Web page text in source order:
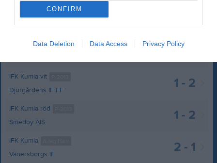
CONFIRM
Data Deletion Data Access Privacy Policy
Spelade matcher Kommande matcher
0 - 8
P-2013
IFK Kumla röd
1 - 2
IFK Kumla vit
Djurgårdens IF FF
1 - 2
IFK Kumla röd
Smedby AIS
2 - 1
IFK Kumla
Vänersborgs IF